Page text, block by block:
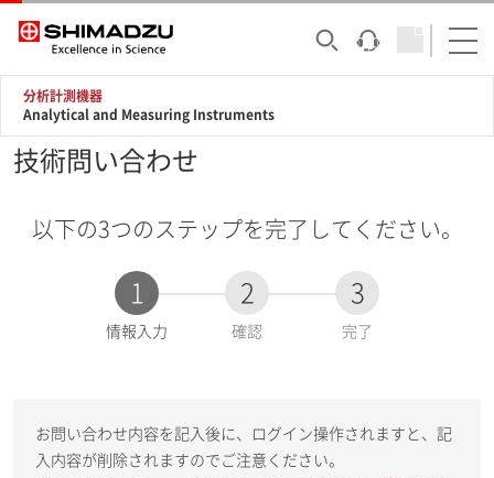
分析計測機器
Analytical and Measuring Instruments
技術問い合わせ
以下の3つのステップを完了してください。
1
現
情報入力
2
確認
3
完了
お問い合わせ内容を記入後に、ログイン操作されますと、記
入内容が削除されますのでご注意ください。